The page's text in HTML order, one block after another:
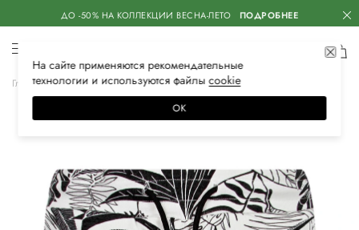
ДО -50% НА КОЛЛЕКЦИИ ВЕСНА-ЛЕТО ПОДРОБНЕЕ
Главная Детское Одежда для мальчиков Шорты
На сайте применяются рекомендательные
технологии и используются файлысооkiе
ОК